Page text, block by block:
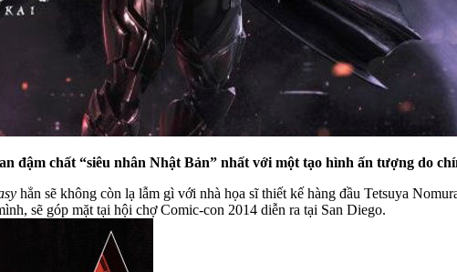
đậm chất “siêu nhân Nhật Bản” nhất với một tạo hình ấn tượng do
hẳn sẽ không còn lạ lẫm gì với nhà họa sĩ thiết kế hàng đầu Tetsuya
sẽ góp mặt tại hội chợ Comic-con 2014 diễn ra tại San Diego.